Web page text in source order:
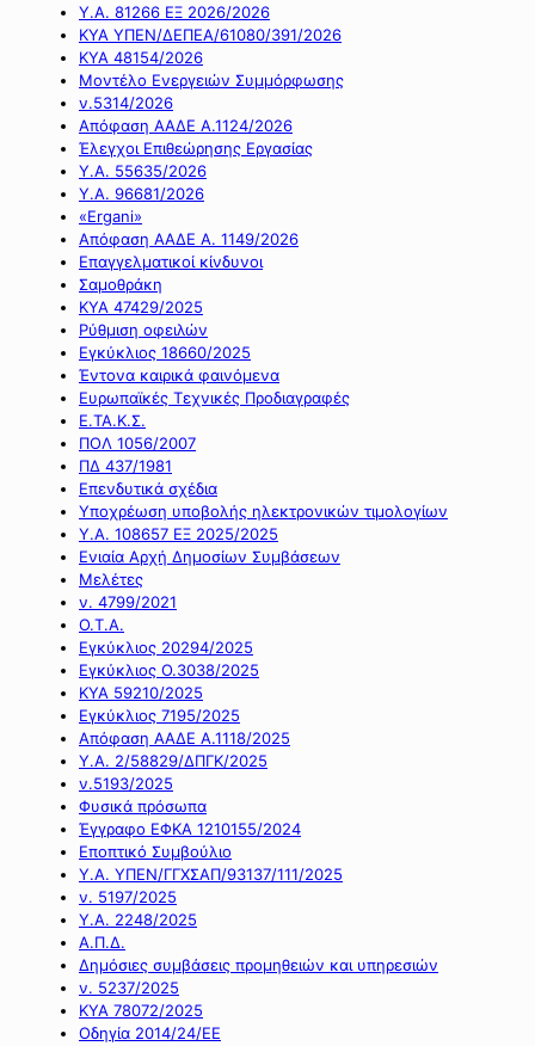
Υ.Α. 81266 ΕΞ 2026/2026
ΚΥΑ ΥΠΕΝ/ΔΕΠΕΑ/61080/391/2026
ΚΥΑ 48154/2026
Μοντέλο Ενεργειών Συμμόρφωσης
ν.5314/2026
Απόφαση ΑΑΔΕ Α.1124/2026
Έλεγχοι Επιθεώρησης Εργασίας
Υ.Α. 55635/2026
Υ.Α. 96681/2026
«Ergani»
Απόφαση ΑΑΔΕ Α. 1149/2026
Επαγγελματικοί κίνδυνοι
Σαμοθράκη
ΚΥΑ 47429/2025
Ρύθμιση οφειλών
Εγκύκλιος 18660/2025
Έντονα καιρικά φαινόμενα
Ευρωπαϊκές Τεχνικές Προδιαγραφές
Ε.ΤΑ.Κ.Σ.
ΠΟΛ 1056/2007
ΠΔ 437/1981
Επενδυτικά σχέδια
Υποχρέωση υποβολής ηλεκτρονικών τιμολογίων
Υ.Α. 108657 ΕΞ 2025/2025
Ενιαία Αρχή Δημοσίων Συμβάσεων
Μελέτες
ν. 4799/2021
Ο.Τ.Α.
Εγκύκλιος 20294/2025
Εγκύκλιος Ο.3038/2025
ΚΥΑ 59210/2025
Εγκύκλιος 7195/2025
Απόφαση ΑΑΔΕ Α.1118/2025
Υ.Α. 2/58829/ΔΠΓΚ/2025
ν.5193/2025
Φυσικά πρόσωπα
Έγγραφο ΕΦΚΑ 1210155/2024
Εποπτικό Συμβούλιο
Υ.Α. ΥΠΕΝ/ΓΓΧΣΑΠ/93137/111/2025
ν. 5197/2025
Υ.Α. 2248/2025
Α.Π.Δ.
Δημόσιες συμβάσεις προμηθειών και υπηρεσιών
ν. 5237/2025
ΚΥΑ 78072/2025
Οδηγία 2014/24/ΕΕ